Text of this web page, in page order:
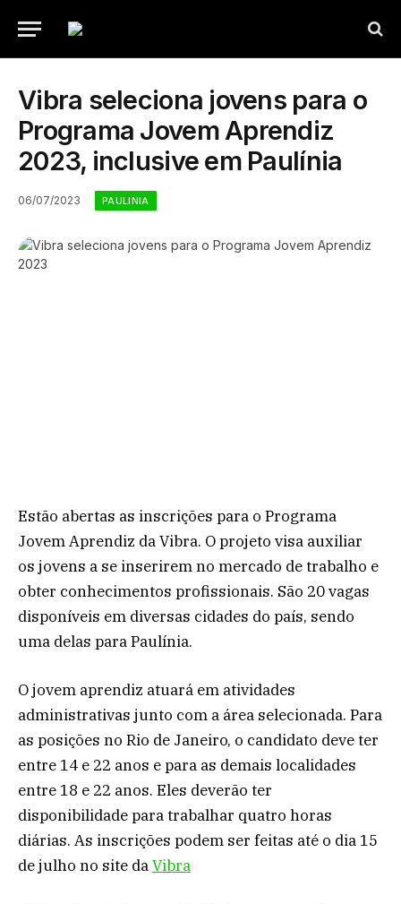
Vibra seleciona jovens para o
Programa Jovem Aprendiz
2023, inclusive em Paulínia
06/07/2023 PAULINIA
Estão abertas as inscrições para o Programa
Jovem Aprendiz da Vibra. O projeto visa auxiliar
os jovens a se inserirem no mercado de trabalho e
obter conhecimentos profissionais. São 20 vagas
disponíveis em diversas cidades do país, sendo
uma delas para Paulínia.
O jovem aprendiz atuará em atividades
administrativas junto com a área selecionada. Para
as posições no Rio de Janeiro, o candidato deve ter
entre 14 e 22 anos e para as demais localidades
entre 18 e 22 anos. Eles deverão ter
disponibilidade para trabalhar quatro horas
diárias. As inscrições podem ser feitas até o dia 15
de julho no site daVibra